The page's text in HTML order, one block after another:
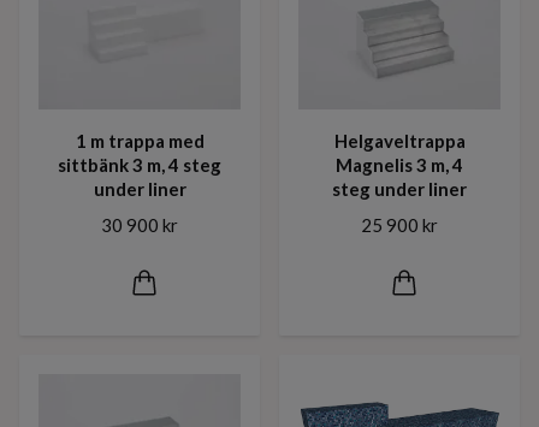
1 m trappa med
sittbänk 3 m, 4 steg
under liner
30 900 kr
Helgaveltrappa
Magnelis 3 m, 4
steg under liner
25 900 kr